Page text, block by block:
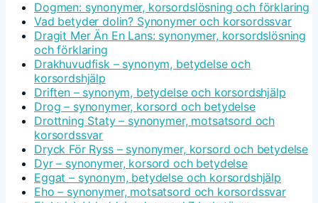
Dogmen: synonymer, korsordslösning och förklaring
Vad betyder dolin? Synonymer och korsordssvar
Dragit Mer Än En Lans: synonymer, korsordslösning
och förklaring
Drakhuvudfisk – synonym, betydelse och
korsordshjälp
Driften – synonym, betydelse och korsordshjälp
Drog – synonymer, korsord och betydelse
Drottning Staty – synonymer, motsatsord och
korsordssvar
Dryck För Ryss – synonymer, korsord och betydelse
Dyr – synonymer, korsord och betydelse
Eggat – synonym, betydelse och korsordshjälp
Eho – synonymer, motsatsord och korsordssvar